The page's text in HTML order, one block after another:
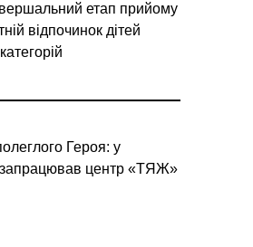
етап прийому
відпочинок дітей
Героя: у
центр «ТЯЖ»